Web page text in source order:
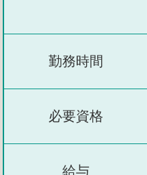
勤務時間
必要資格
給与